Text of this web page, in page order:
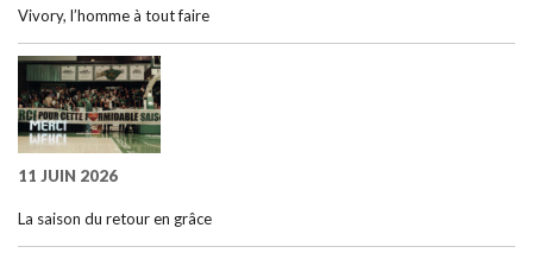
Vivory, l’homme à tout faire
11 JUIN 2026
La saison du retour en grâce